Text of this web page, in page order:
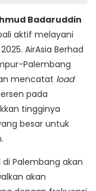
Badaruddin
aktif melayani
AirAsia Berhad
Palembang
mencatat load
pada
tingginya
besar untuk
Palembang akan
akan